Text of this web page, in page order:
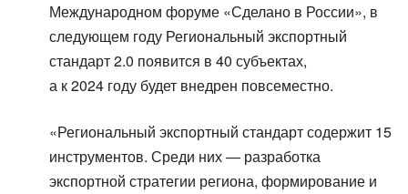
Международном форуме «Сделано в России», в
следующем году Региональный экспортный
стандарт 2.0 появится в 40 субъектах,
а к 2024 году будет внедрен повсеместно.
«Региональный экспортный стандарт содержит 15
инструментов. Среди них — разработка
экспортной стратегии региона, формирование и